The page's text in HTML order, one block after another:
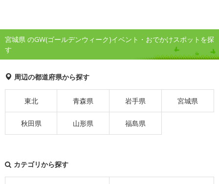
宮城県 のGW(ゴールデンウィーク)イベント・おでかけスポットを探
す
周辺の都道府県から探す
東北 青森県 岩手県 宮城県
秋田県 山形県 福島県
カテゴリから探す